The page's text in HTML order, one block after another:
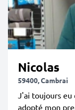
Nicolas
59400, Cambrai
J'ai toujours eu
adopté mon